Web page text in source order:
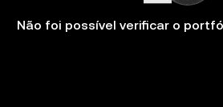
Não foi possível verificar o